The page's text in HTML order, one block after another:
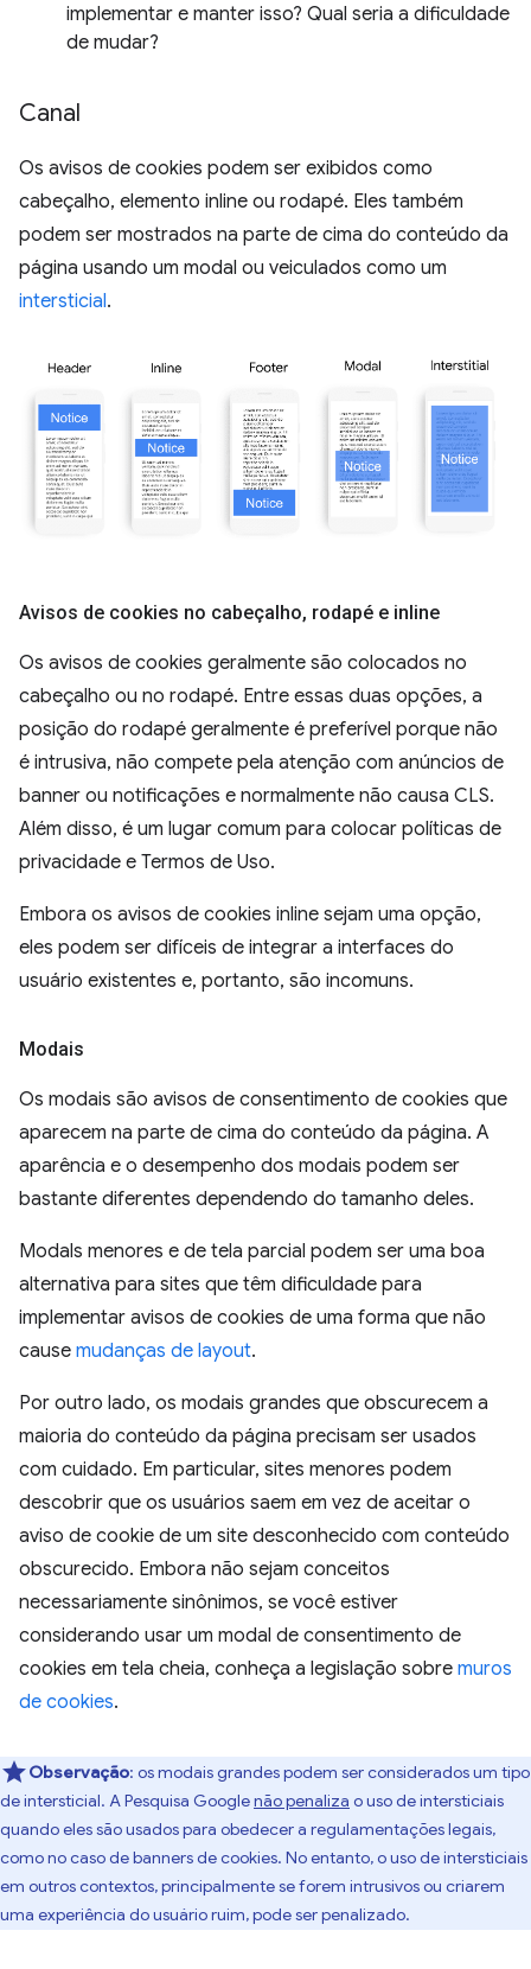
implementar e manter isso? Qual seria a dificuldade
de mudar?
Canal
Os avisos de cookies podem ser exibidos como
cabeçalho, elemento inline ou rodapé. Eles também
podem ser mostrados na parte de cima do conteúdo da
página usando um modal ou veiculados como um
intersticial.
Avisos de cookies no cabeçalho, rodapé e inline
Os avisos de cookies geralmente são colocados no
cabeçalho ou no rodapé. Entre essas duas opções, a
posição do rodapé geralmente é preferível porque não
é intrusiva, não compete pela atenção com anúncios de
banner ou notificações e normalmente não causa CLS.
Além disso, é um lugar comum para colocar políticas de
privacidade e Termos de Uso.
Embora os avisos de cookies inline sejam uma opção,
eles podem ser difíceis de integrar a interfaces do
usuário existentes e, portanto, são incomuns.
Modais
Os modais são avisos de consentimento de cookies que
aparecem na parte de cima do conteúdo da página. A
aparência e o desempenho dos modais podem ser
bastante diferentes dependendo do tamanho deles.
Modals menores e de tela parcial podem ser uma boa
alternativa para sites que têm dificuldade para
implementar avisos de cookies de uma forma que não
cause mudanças de layout.
Por outro lado, os modais grandes que obscurecem a
maioria do conteúdo da página precisam ser usados
com cuidado. Em particular, sites menores podem
descobrir que os usuários saem em vez de aceitar o
aviso de cookie de um site desconhecido com conteúdo
obscurecido. Embora não sejam conceitos
necessariamente sinônimos, se você estiver
considerando usar um modal de consentimento de
cookies em tela cheia, conheça a legislação sobre muros
de cookies.
Observação: os modais grandes podem ser considerados um tipo
de intersticial. A Pesquisa Googlenão penaliza o uso de intersticiais
quando eles são usados para obedecer a regulamentações legais,
como no caso de banners de cookies. No entanto, o uso de intersticiais
em outros contextos, principalmente se forem intrusivos ou criarem
uma experiência do usuário ruim, pode ser penalizado.